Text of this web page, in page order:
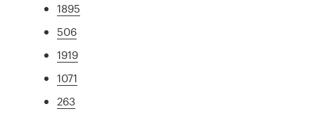
1895
506
1919
1071
263